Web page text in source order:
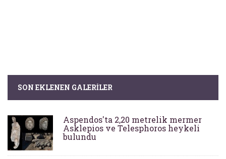
SON EKLENEN GALERILER
Aspendos'ta 2,20 metrelik mermer
Asklepios ve Telesphoros heykeli
bulundu